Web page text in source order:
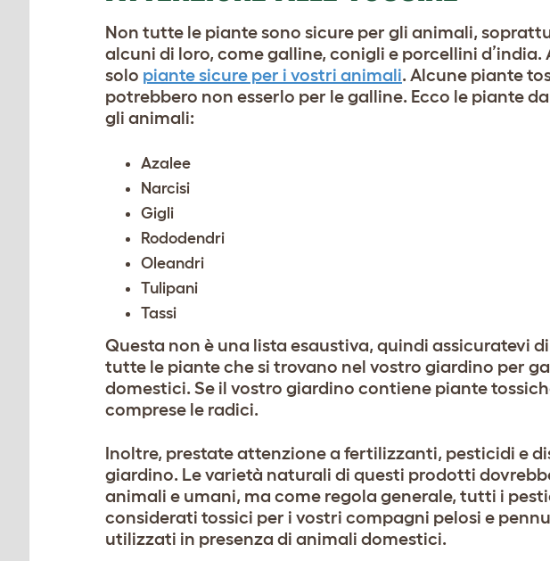
Non tutte le piante sono sicure per gli animali,
alcuni di loro, come galline, conigli e porcellini
solo piante sicure per i vostri animali. Alcune piante
potrebbero non esserlo per le galline. Ecco le piante
gli animali:
Azalee
Narcisi
Gigli
Rododendri
Oleandri
Tulipani
Tassi
Questa non è una lista esaustiva, quindi assicuratevi
tutte le piante che si trovano nel vostro giardino per
domestici. Se il vostro giardino contiene piante
comprese le radici.
Inoltre, prestate attenzione a fertilizzanti, pesticidi e
giardino. Le varietà naturali di questi prodotti
animali e umani, ma come regola generale, tutti i
considerati tossici per i vostri compagni pelosi e
utilizzati in presenza di animali domestici.